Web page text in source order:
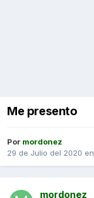
Me presento
Por mordonez
29 de Julio del 2020 en
mordonez